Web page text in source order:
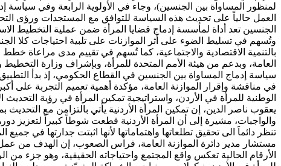
لمنظور المساواة بين الجنسين)، وجاء في الأولوية الرابعة وفي سياسة
العمل حالياً على تحديث هذه السياسة للتوافق مع المستجدات ورؤى
الجنسين تعد أداة لمأسسة إدماج قضايا المرأة ضمن عملية التخطيط
وتُسهم في تسليط الضوء على أثر الموازنات على تلبية احتياجات كلا
بالتنمية الاقتصادية والاجتماعية، كما تُسهم في تقييم مدى مراعاة
العامة، وبدعم من هيئة الأمم المتحدة للمرأة، وبإشراف وزارة
في مناقشة وإقرار الموازنة العامة، مؤكدة أهمية تعميم التجربة على
الوطنية للمرأة في الأردن، واستراتيجية تمكين المرأة في رؤية
يعقوب ناصر الدين، إن تمكين المرأة الأردنية يأتي بالتزامن مع التحديث
والواجبات، مشيرة إلى أن المرأة الأردنية قطعت شوطاً كبيراً لتعزيز
تنظر دائماَ الى تحقيق تطلعاتها واهتماماتها لأنها اثبتت جدارتها في
مستشار مدير دائرة الموازنة العامة، فراس الصعوب، إن الهدف من عمل
الأرقام الحالية تعكس واقع المجتمع واحتياجاته الحقيقية، وهو جزء